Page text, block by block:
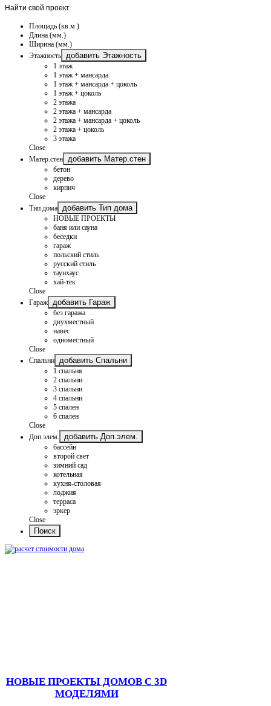
Найти свой проект
Площадь (кв.м.)
Длина (мм.)
Ширина (мм.)
Этажность
добавить Этажность
1 этаж
1 этаж + мансарда
1 этаж + мансарда + цоколь
1 этаж + цоколь
2 этажа
2 этажа + мансарда
2 этажа + мансарда + цоколь
2 этажа + цоколь
3 этажа
Close
Матер.стен
добавить Матер.стен
бетон
дерево
кирпич
Close
Тип дома
добавить Тип дома
НОВЫЕ ПРОЕКТЫ
баня или сауна
беседки
гараж
польский стиль
русский стиль
таунхаус
хай-тек
Close
Гараж
добавить Гараж
без гаража
двухместный
навес
одноместный
Close
Спальни
добавить Спальни
1 спальня
2 спальни
3 спальни
4 спальни
5 спален
6 спален
Close
Доп.элем.
добавить Доп.элем.
бассейн
второй свет
зимний сад
котельная
кухня-столовая
лоджия
терраса
эркер
Close
НОВЫЕ ПРОЕКТЫ ДОМОВ С 3D
МОДЕЛЯМИ